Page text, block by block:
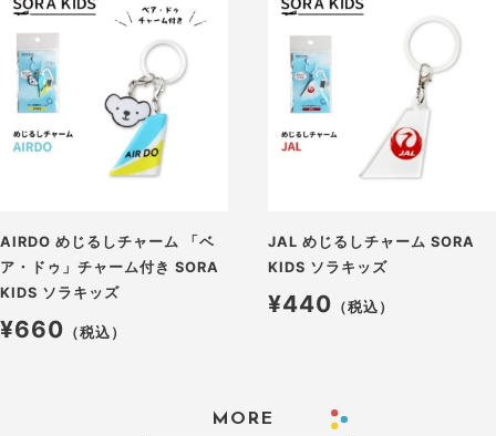
AIRDO めじるしチャーム 「ベ
ア・ドゥ」チャーム付き SORA
KIDS ソラキッズ
¥660 （税込）
JAL めじるしチャーム SORA
KIDS ソラキッズ
¥440 （税込）
MORE